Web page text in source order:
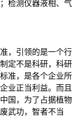
检测仪器液相、气
，引领的是一个行
定不是科研，科研
准，是各个企业所
业正当利益。而且
国，为了占据植物
武功，智者不当